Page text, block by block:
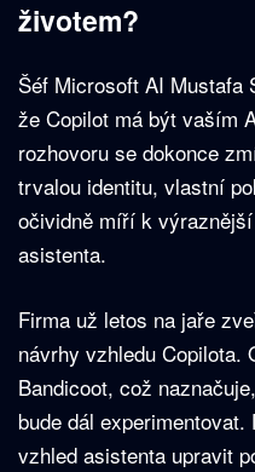
životem?
Šéf Microsoft AI Mustafa
že Copilot má být vaším
rozhovoru se dokonce
trvalou identitu, vlastní
očividně míří k
asistenta.
Firma už letos na jaře
návrhy vzhledu Copilota.
Bandicoot, což
bude dál
vzhled asistenta upravit